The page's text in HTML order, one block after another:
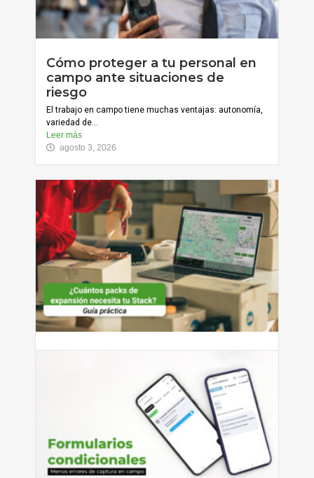
Cómo proteger a tu personal en
campo ante situaciones de
riesgo
El trabajo en campo tiene muchas ventajas: autonomía,
variedad de...
Leer más
agosto 3, 2026
necesita tu Stack?
¿Cuántos packs de expansión necesita tu Stack? Guía